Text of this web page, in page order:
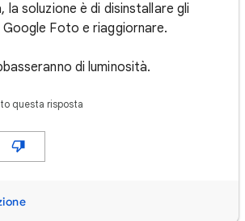
la soluzione è di disinstallare gli
Foto e riaggiornare.
di luminosità.
questa risposta